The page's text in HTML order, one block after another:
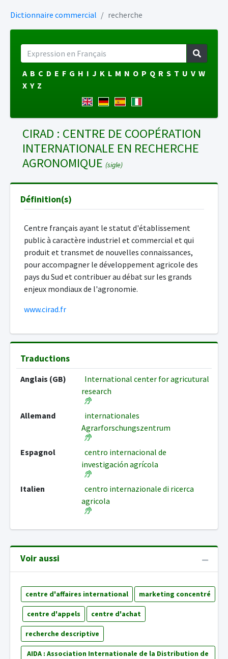
Dictionnaire commercial recherche
A B C D E F G H I J K L M N O P Q R S T U V W
X Y Z
CIRAD : CENTRE DE COOPÉRATION
INTERNATIONALE EN RECHERCHE
AGRONOMIQUE (sigle)
Définition(s)
Centre français ayant le statut d'établissement
public à caractère industriel et commercial et qui
produit et transmet de nouvelles connaissances,
pour accompagner le développement agricole des
pays du Sud et contribuer au débat sur les grands
enjeux mondiaux de l'agronomie.
www.cirad.fr
Traductions
Anglais (GB)
International center for agricutural
research
Allemand
internationales
Agrarforschungszentrum
Espagnol
centro internacional de
investigación agrícola
Italien
centro internazionale di ricerca
agricola
Voir aussi
centre d'affaires international marketing concentré
centre d'appels centre d'achat
recherche descriptive
AIDA : Association Internationale de la Distribution de